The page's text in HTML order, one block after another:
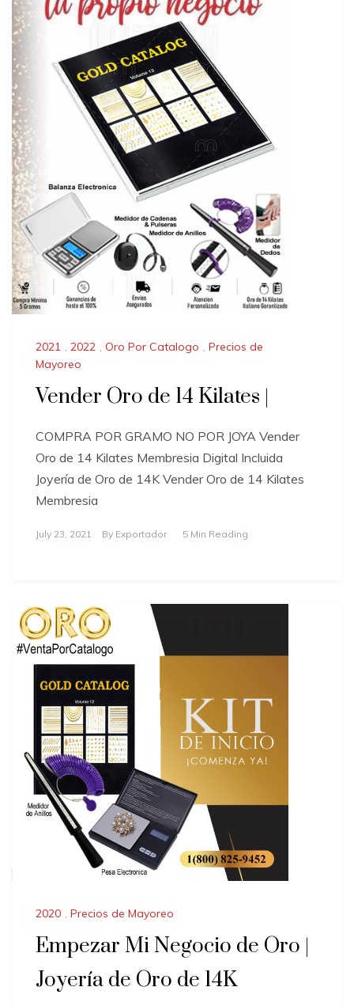
2021 , 2022 , Oro Por Catalogo , Precios de
Mayoreo
Vender Oro de 14 Kilates |
COMPRA POR GRAMO NO POR JOYA Vender
Oro de 14 Kilates Membresia Digital Incluida
Joyería de Oro de 14K Vender Oro de 14 Kilates
Membresia
July 23, 2021 By Exportador 5 Min Reading
2020 , Precios de Mayoreo
Empezar Mi Negocio de Oro |
Joyería de Oro de 14K